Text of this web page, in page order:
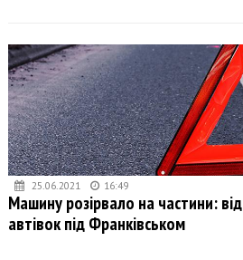
25.06.2021 16:49
Машину розірвало на частини:
автівок під Франківськом